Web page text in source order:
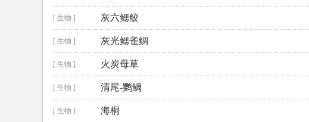
[ 生物 ] 灰六鳃鲛
[ 生物 ] 灰光鳃雀鲷
[ 生物 ] 火炭母草
[ 生物 ] 清尾-鹦鲷
[ 生物 ] 海桐